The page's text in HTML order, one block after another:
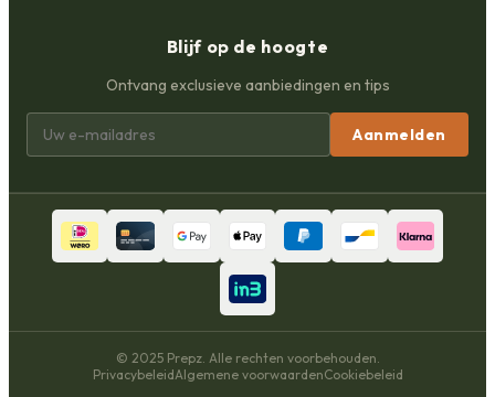
Blijf op de hoogte
Ontvang exclusieve aanbiedingen en tips
Aanmelden
© 2025 Prepz. Alle rechten voorbehouden.
PrivacybeleidAlgemene voorwaardenCookiebeleid